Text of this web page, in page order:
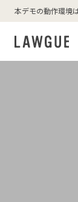
本デモの動作環境